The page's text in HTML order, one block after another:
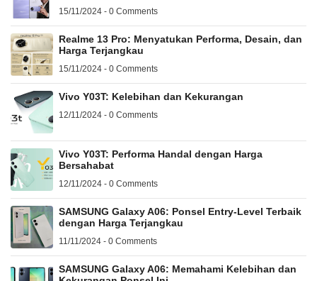
15/11/2024 - 0 Comments
Realme 13 Pro: Menyatukan Performa, Desain, dan
Harga Terjangkau
15/11/2024 - 0 Comments
Vivo Y03T: Kelebihan dan Kekurangan
12/11/2024 - 0 Comments
Vivo Y03T: Performa Handal dengan Harga
Bersahabat
12/11/2024 - 0 Comments
SAMSUNG Galaxy A06: Ponsel Entry-Level Terbaik
dengan Harga Terjangkau
11/11/2024 - 0 Comments
SAMSUNG Galaxy A06: Memahami Kelebihan dan